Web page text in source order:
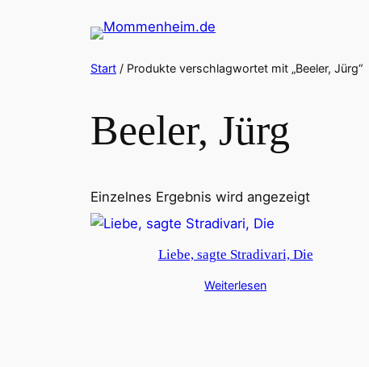
Start / Produkte verschlagwortet mit „Beeler, Jürg“
Beeler, Jürg
Einzelnes Ergebnis wird angezeigt
Liebe, sagte Stradivari, Die
Weiterlesen